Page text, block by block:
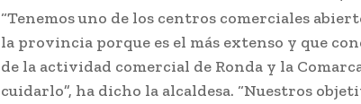
“Tenemos uno de los centros comerciales
la provincia porque es el más extenso y que
de la actividad comercial de Ronda y la
cuidarlo”, ha dicho la alcaldesa. “Nuestros